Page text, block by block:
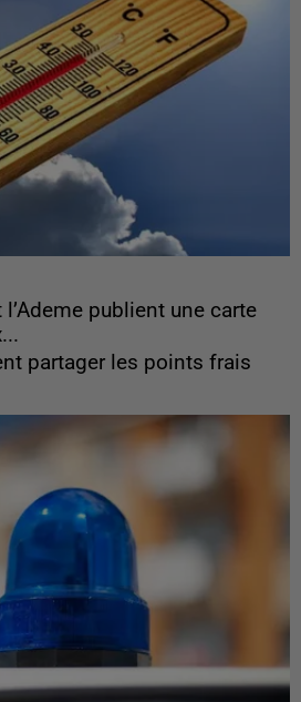
publient une carte
partager les points frais